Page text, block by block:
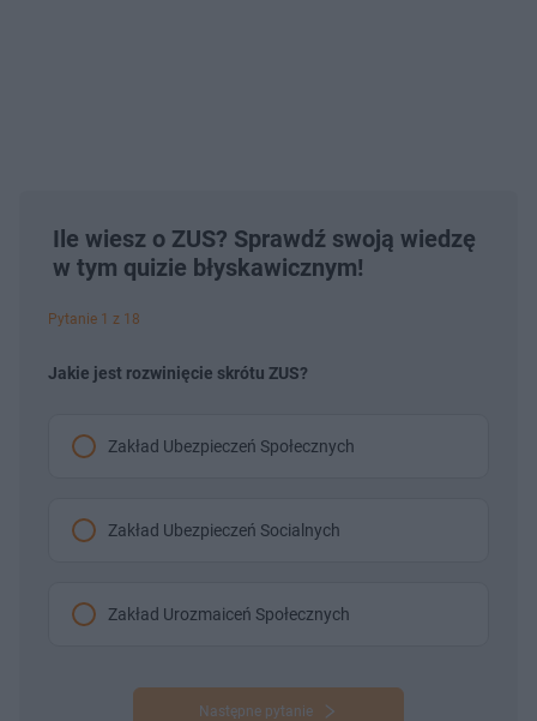
Ile wiesz o ZUS? Sprawdź swoją wiedzę
w tym quizie błyskawicznym!
Pytanie 1 z 18
Jakie jest rozwinięcie skrótu ZUS?
Zakład Ubezpieczeń Społecznych
Zakład Ubezpieczeń Socialnych
Zakład Urozmaiceń Społecznych
Następne pytanie